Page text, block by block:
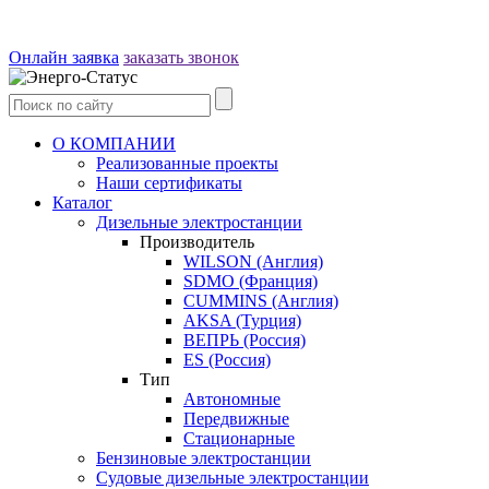
Онлайн заявка заказать звонок
О КОМПАНИИ
Реализованные проекты
Наши сертификаты
Каталог
Дизельные электростанции
Производитель
WILSON (Англия)
SDMO (Франция)
CUMMINS (Англия)
AKSA (Турция)
ВЕПРЬ (Россия)
ES (Россия)
Тип
Автономные
Передвижные
Стационарные
Бензиновые электростанции
Судовые дизельные электростанции